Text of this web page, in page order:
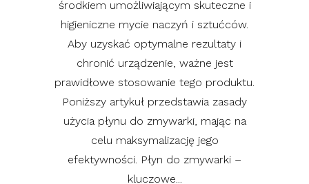
środkiem umożliwiającym skuteczne i
higieniczne mycie naczyń i sztućców.
Aby uzyskać optymalne rezultaty i
chronić urządzenie, ważne jest
prawidłowe stosowanie tego produktu.
Poniższy artykuł przedstawia zasady
użycia płynu do zmywarki, mając na
celu maksymalizację jego
efektywności. Płyn do zmywarki –
kluczowe...